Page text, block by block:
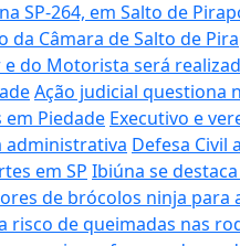
SP-264, em Salto de
Câmara de Salto de
e do Motorista será
Ação judicial questiona
Piedade Executivo e
Defesa Civil
em SP Ibiúna se
de brócolos ninja para a
risco de queimadas nas